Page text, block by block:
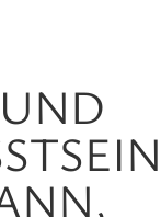
SE
SE
AL